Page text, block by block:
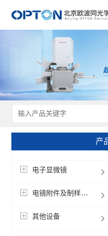
产
电子显微镜
电镜附件及制样设备
其他设备